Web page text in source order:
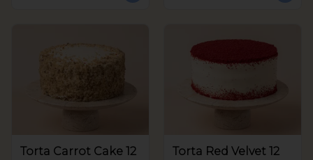
Torta Carrot Cake 12
Torta Red Velvet 12